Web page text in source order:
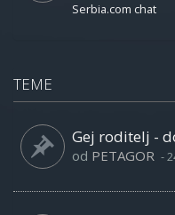
Serbia.com chat
TEME
Gej roditelj -
od PETAGOR -